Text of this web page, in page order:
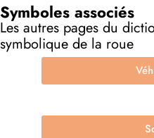
Symboles associés
Les autres pages du
symbolique de la roue